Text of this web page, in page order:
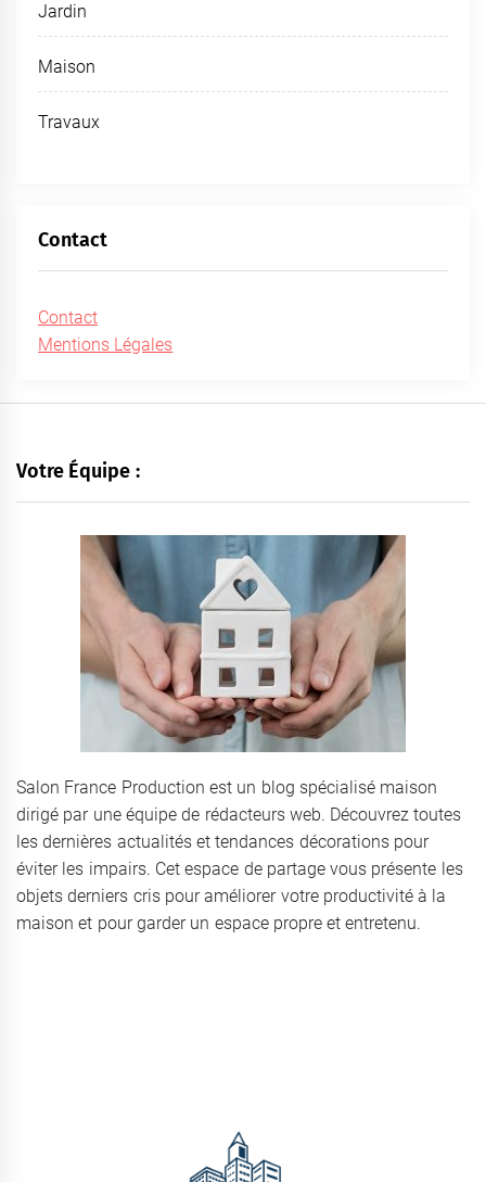
Jardin
Maison
Travaux
Contact
Contact
Mentions Légales
Votre Équipe :
Salon France Production est un blog spécialisé maison
dirigé par une équipe de rédacteurs web. Découvrez toutes
les dernières actualités et tendances décorations pour
éviter les impairs. Cet espace de partage vous présente les
objets derniers cris pour améliorer votre productivité à la
maison et pour garder un espace propre et entretenu.